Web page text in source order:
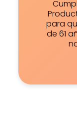
para
de 61